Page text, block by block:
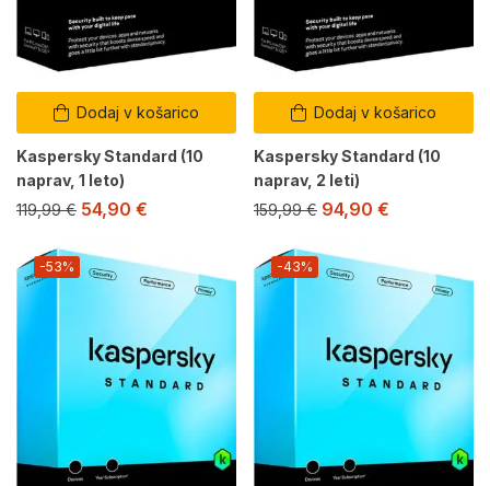
Dodaj v košarico
Kaspersky Standard (10
naprav, 1 leto)
119,99€ 54,90 €
Dodaj v košarico
Kaspersky Standard (10
naprav, 2 leti)
159,99€ 94,90 €
-53% -43%